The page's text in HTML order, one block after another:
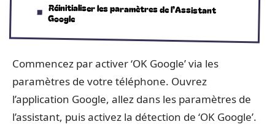
Réinitialiser les paramètres de l’Assistant
Google
Commencez par activer ‘OK Google’ via les
paramètres de votre téléphone. Ouvrez
l’application Google, allez dans les paramètres de
l’assistant, puis activez la détection de ‘OK Google’.